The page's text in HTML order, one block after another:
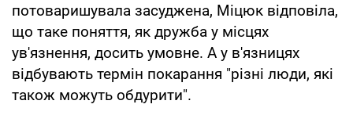
потоваришувала засуджена, Міцюк відповіла,
що таке поняття, як дружба у місцях
ув'язнення, досить умовне. А у в'язницях
відбувають термін покарання "різні люди, які
також можуть обдурити".